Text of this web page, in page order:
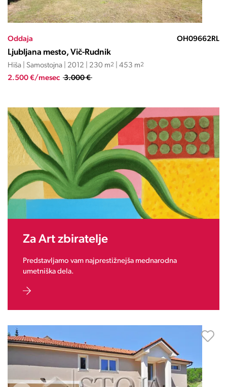
Oddaja OH09662RL
Ljubljana mesto, Vič-Rudnik
Hiša | Samostojna | 2012 | 230 m2 | 453 m2
2.500 €/mesec 3.000 €
Za Art zbiratelje
Predstavljamo vam najprestižnejša mednarodna
umetniška dela.